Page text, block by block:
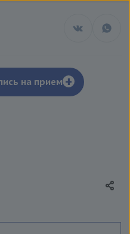
на прием +